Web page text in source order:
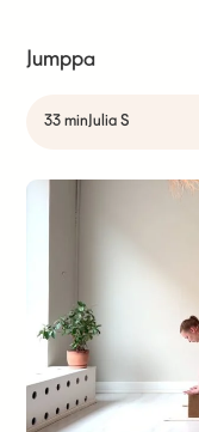
Jumppa
33 min Julia S